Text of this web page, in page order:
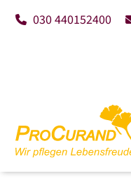
030 440152400